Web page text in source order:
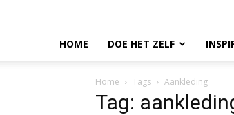
HOME DOE HET ZELF
Home Tags Aankleding
Tag: